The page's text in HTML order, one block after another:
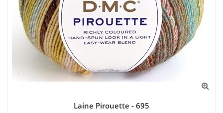
Laine Pirouette - 695